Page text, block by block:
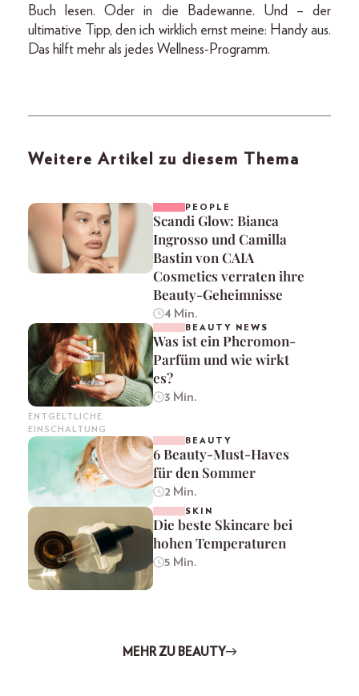
Buch lesen. Oder in die Badewanne. Und – der
ultimative Tipp, den ich wirklich ernst meine: Handy aus.
Das hilft mehr als jedes Wellness-Programm.
Weitere Artikel zu diesem Thema
PEOPLE
Scandi Glow: Bianca
Ingrosso und Camilla
Bastin von CAIA
Cosmetics verraten ihre
Beauty-Geheimnisse
4 Min.
ENTGELTLICHE
EINSCHALTUNG
BEAUTY NEWS
Was ist ein Pheromon-
Parfüm und wie wirkt
es?
3 Min.
BEAUTY
6 Beauty-Must-Haves
für den Sommer
2 Min.
SKIN
Die beste Skincare bei
hohen Temperaturen
5 Min.
MEHR ZU BEAUTY